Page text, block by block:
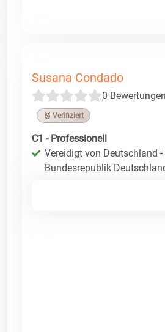
Susana Condado
0 Bewertungen
🥉 Verifiziert
C1 - Professionell
Vereidigt von Deutschland -
Bundesrepublik